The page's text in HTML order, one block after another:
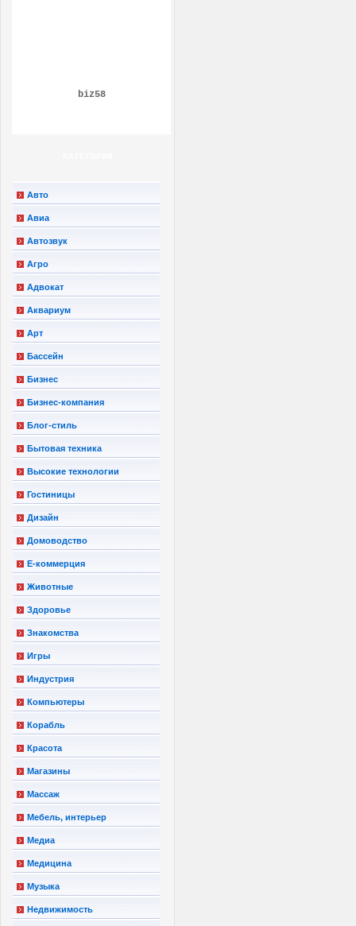
biz58
Авто
Авиа
Автозвук
Агро
Адвокат
Аквариум
Арт
Бассейн
Бизнес
Бизнес-компания
Блог-стиль
Бытовая техника
Высокие технологии
Гостиницы
Дизайн
Домоводство
Е-коммерция
Животные
Здоровье
Знакомства
Игры
Индустрия
Компьютеры
Корабль
Красота
Магазины
Массаж
Мебель, интерьер
Медиа
Медицина
Музыка
Недвижимость